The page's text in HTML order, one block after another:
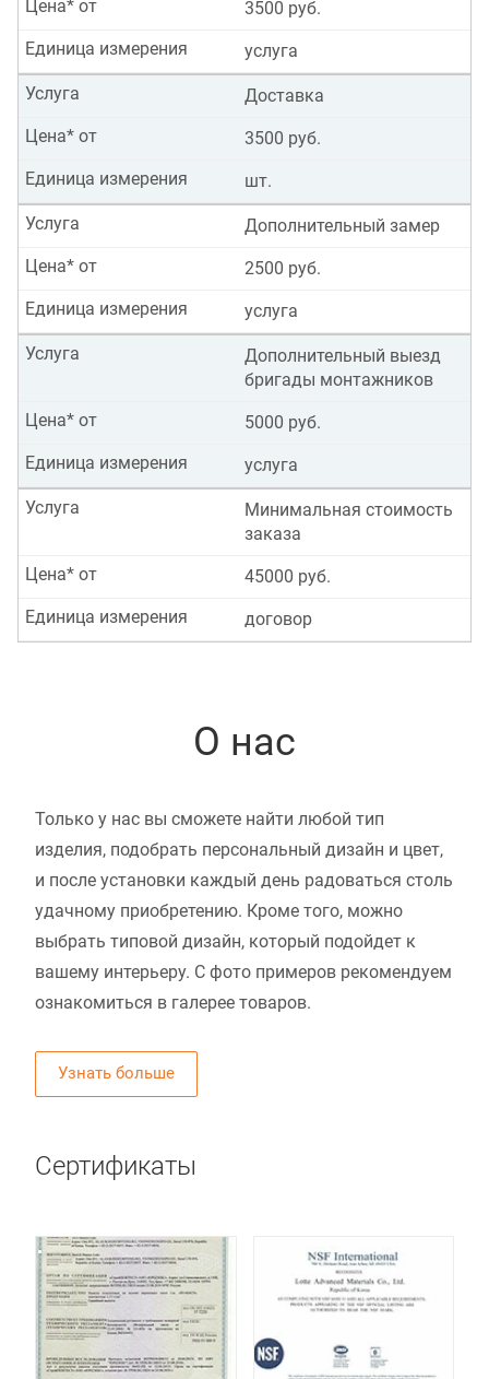
3500 руб.
Цена* от
услуга
Единица измерения
Доставка
Услуга
3500 руб.
Цена* от
шт.
Единица измерения
Дополнительный замер
Услуга
2500 руб.
Цена* от
услуга
Единица измерения
Дополнительный выезд
бригады монтажников
Услуга
5000 руб.
Цена* от
услуга
Единица измерения
Минимальная стоимость
заказа
Услуга
45000 руб.
Цена* от
договор
Единица измерения
О нас
Только у нас вы сможете найти любой тип
изделия, подобрать персональный дизайн и цвет,
и после установки каждый день радоваться столь
удачному приобретению. Кроме того, можно
выбрать типовой дизайн, который подойдет к
вашему интерьеру. С фото примеров рекомендуем
ознакомиться в галерее товаров.
Узнать больше
Сертификаты